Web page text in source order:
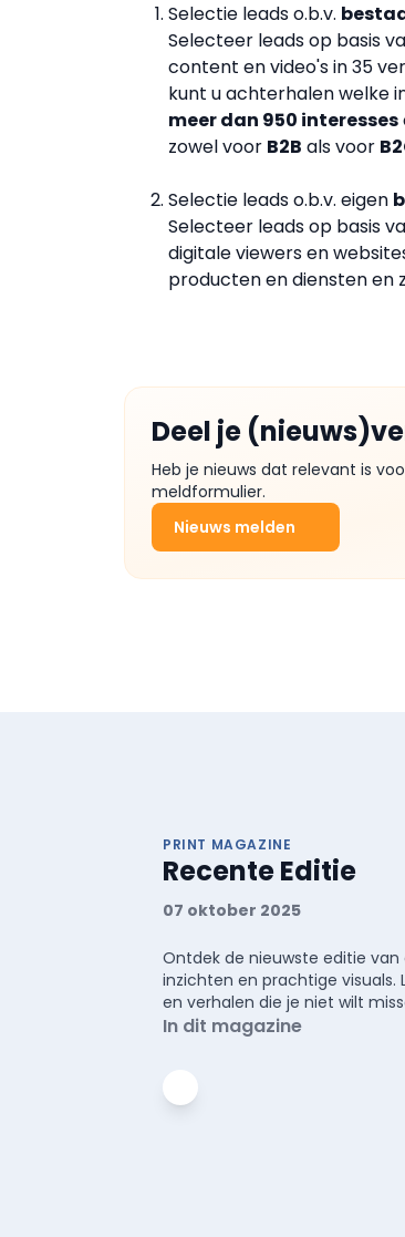
Selectie leads o.b.v.
Selecteer leads op basis
content en video's in 35
kunt u achterhalen welke
meer dan 950 interesses
zowel voor B2B als voor
Selectie leads o.b.v. eigen
Selecteer leads op basis
digitale viewers en
producten en diensten en
Deel je
Heb je nieuws dat relevant is
meldformulier.
Nieuws melden
PRINT MAGAZINE
Recente Editie
07 oktober 2025
Ontdek de nieuwste editie
inzichten en prachtige
en verhalen die je niet wilt
In dit magazine